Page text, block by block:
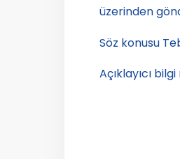
üzerinden
Söz konusu
Açıklayıcı